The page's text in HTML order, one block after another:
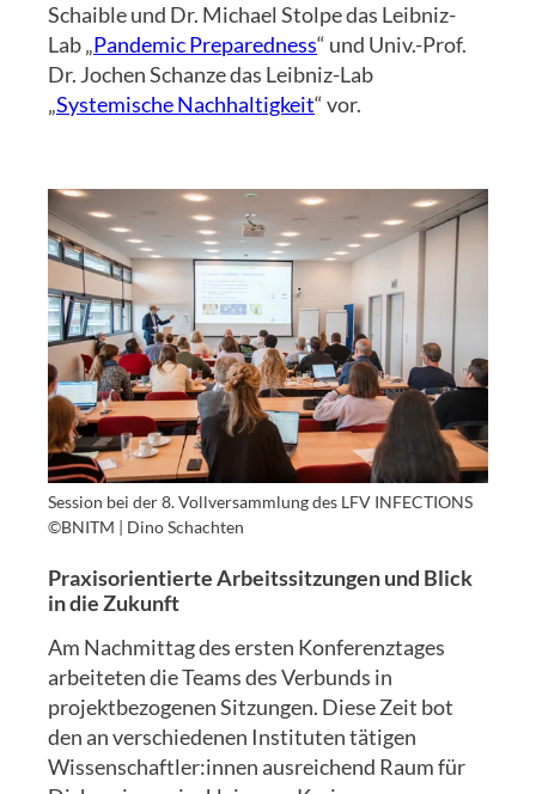
Schaible und Dr. Michael Stolpe das Leibniz-
Lab „Pandemic Preparedness“ und Univ.-Prof.
Dr. Jochen Schanze das Leibniz-Lab
„Systemische Nachhaltigkeit“ vor.
Session bei der 8. Vollversammlung des LFV INFECTIONS
©BNITM | Dino Schachten
Praxisorientierte Arbeitssitzungen und Blick
in die Zukunft
Am Nachmittag des ersten Konferenztages
arbeiteten die Teams des Verbunds in
projektbezogenen Sitzungen. Diese Zeit bot
den an verschiedenen Instituten tätigen
Wissenschaftler:innen ausreichend Raum für